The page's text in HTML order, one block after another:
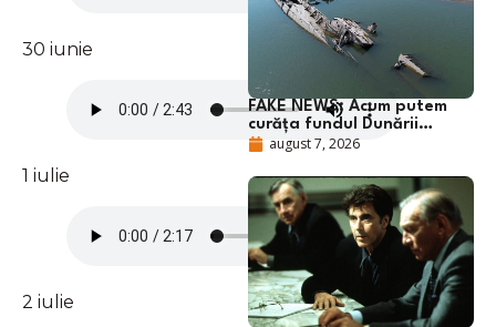
30 iunie
1 iulie
2 iulie
FAKE NEWS: Acum putem
curăța fundul Dunării…
august 7, 2026